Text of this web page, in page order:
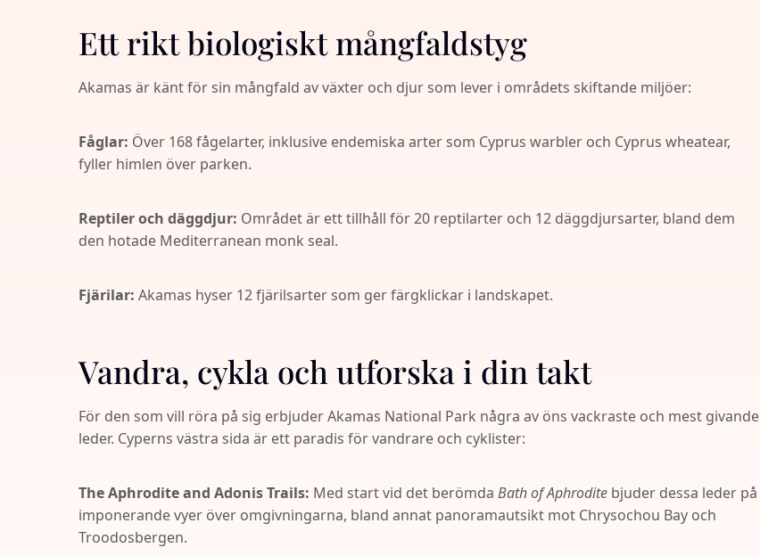
Ett rikt biologiskt mångfaldstyg
Akamas är känt för sin mångfald av växter och djur som lever i områdets skiftande miljöer:
Fåglar: Över 168 fågelarter, inklusive endemiska arter som Cyprus warbler och Cyprus wheatear,
fyller himlen över parken.
Reptiler och däggdjur: Området är ett tillhåll för 20 reptilarter och 12 däggdjursarter, bland dem
den hotade Mediterranean monk seal.
Fjärilar: Akamas hyser 12 fjärilsarter som ger färgklickar i landskapet.
Vandra, cykla och utforska i din takt
För den som vill röra på sig erbjuder Akamas National Park några av öns vackraste och mest givande
leder. Cyperns västra sida är ett paradis för vandrare och cyklister:
The Aphrodite and Adonis Trails: Med start vid det berömda Bath of Aphrodite bjuder dessa leder på
imponerande vyer över omgivningarna, bland annat panoramautsikt mot Chrysochou Bay och
Troodosbergen.